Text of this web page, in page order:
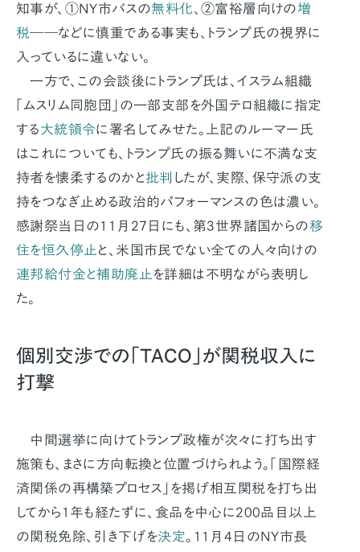
知事が、①NY市バスの無料化、②富裕層向けの増
税――などに慎重である事実も、トランプ氏の視界に
入っているに違いない。
一方で、この会談後にトランプ氏は、イスラム組織
「ムスリム同胞団」の一部支部を外国テロ組織に指定
する大統領令に署名してみせた。上記のルーマー氏
はこれについても、トランプ氏の振る舞いに不満な支
持者を懐柔するのかと批判 したが、実際、保守派の支
持をつなぎ止める政治的パフォーマンスの色は濃い。
感謝祭当日の11月27日にも、第3世界諸国からの移
住を恒久停止と、米国市民でない全ての人々向けの
連邦給付金と補助廃止 を詳細は不明ながら表明し
た。
個別交渉での「TACO」が関税収入に
打撃
中間選挙に向けてトランプ政権が次々に打ち出す
施策も、まさに方向転換と位置づけられよう。「国際経
済関係の再構築プロセス」を掲げ相互関税を打ち出
してから1年も経たずに、食品を中心に200品目以上
の関税免除、引き下げを決定。11月4日のNY市長